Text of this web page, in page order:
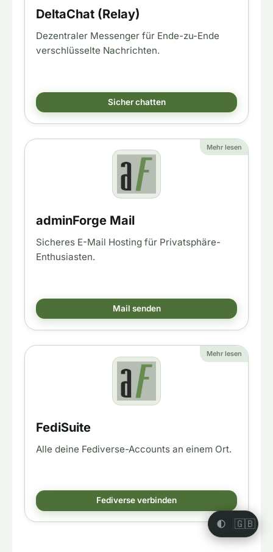
🇬🇧
DeltaChat (Relay)
Dezentraler Messenger für Ende-zu-Ende
verschlüsselte Nachrichten.
Sicher chatten
Mehr lesen
adminForge Mail
Sicheres E-Mail Hosting für Privatsphäre-
Enthusiasten.
Mail senden
Mehr lesen
FediSuite
Alle deine Fediverse-Accounts an einem Ort.
Fediverse verbinden